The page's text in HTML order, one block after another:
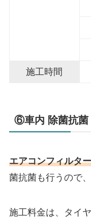
施工時間
⑥車内 除菌抗菌
エアコンフィルタ
菌抗菌も行うので
施工料金は、タイ